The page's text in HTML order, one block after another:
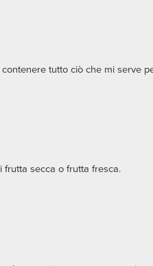
tutto ciò che mi serve
frutta secca o frutta fresca.